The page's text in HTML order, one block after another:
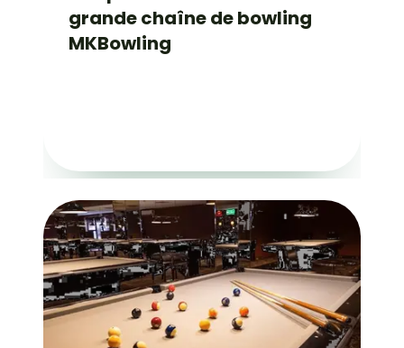
grande chaîne de bowling
MKBowling